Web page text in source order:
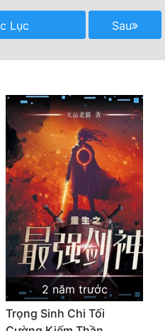
Lục Sau
2 năm trước
Trọng Sinh Chi Tối